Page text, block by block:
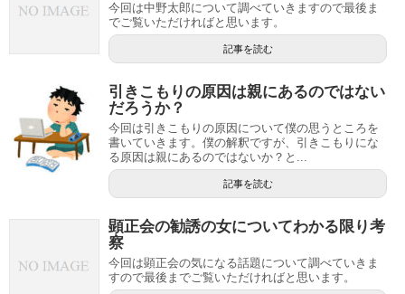
今回は中野太郎について調べていきますので最後ま
でご覧いただければと思います。
記事を読む
引きこもりの原因は親にあるのではない
だろうか？
今回は引きこもりの原因について僕の思うところを
書いていきます。僕の解釈ですが、引きこもりにな
る原因は親にあるのではないか？と...
記事を読む
顕正会の勧誘の女についてわかる限り考
察
今回は顕正会の気になる話題について調べていきま
すので最後までご覧いただければと思います。